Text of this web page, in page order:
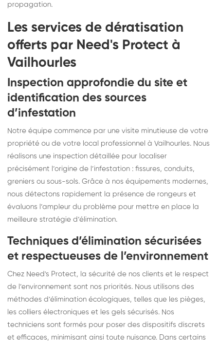
propagation.
Les services de dératisation
offerts par Need's Protect à
Vailhourles
Inspection approfondie du site et
identification des sources
d’infestation
Notre équipe commence par une visite minutieuse de votre
propriété ou de votre local professionnel à Vailhourles. Nous
réalisons une inspection détaillée pour localiser
précisément l’origine de l’infestation : fissures, conduits,
greniers ou sous-sols. Grâce à nos équipements modernes,
nous détectons rapidement la présence de rongeurs et
évaluons l’ampleur du problème pour mettre en place la
meilleure stratégie d’élimination.
Techniques d’élimination sécurisées
et respectueuses de l’environnement
Chez Need's Protect, la sécurité de nos clients et le respect
de l’environnement sont nos priorités. Nous utilisons des
méthodes d’élimination écologiques, telles que les pièges,
les colliers électroniques et les gels sécurisés. Nos
techniciens sont formés pour poser des dispositifs discrets
et efficaces, minimisant ainsi toute nuisance. Dans certains